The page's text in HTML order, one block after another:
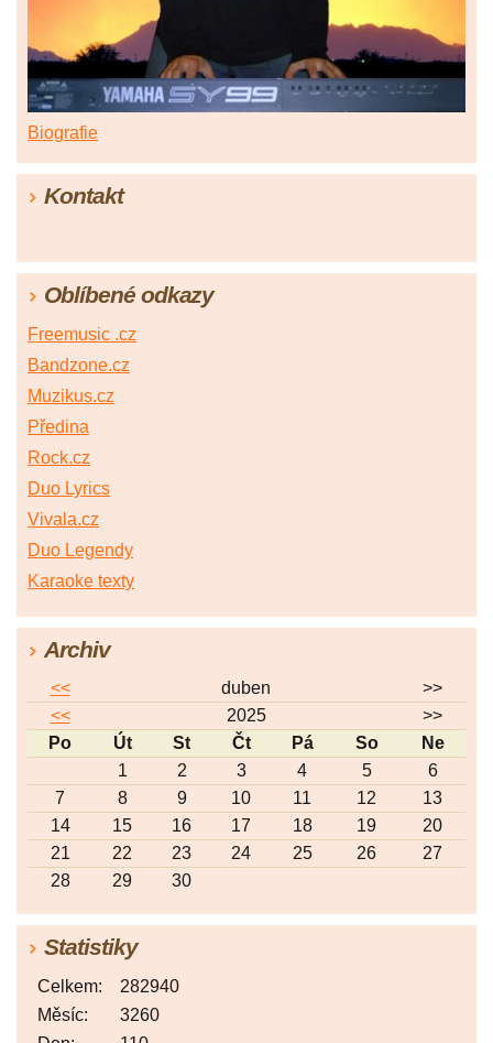
Biografie
Kontakt
Oblíbené odkazy
Freemusic .cz
Bandzone.cz
Muzikus.cz
Předina
Rock.cz
Duo Lyrics
Vivala.cz
Duo Legendy
Karaoke texty
Archiv
<< duben
>>
<<
2025
>>
Po
Út St Čt Pá So
Ne
1
2 3 4 5
6
7
8 9 10 11 12
13
14
15 16 17 18 19
20
21
22 23 24 25 26
27
28
29 30
Statistiky
Celkem:
282940
Měsíc:
3260